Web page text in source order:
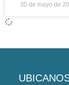
30 de mayo de